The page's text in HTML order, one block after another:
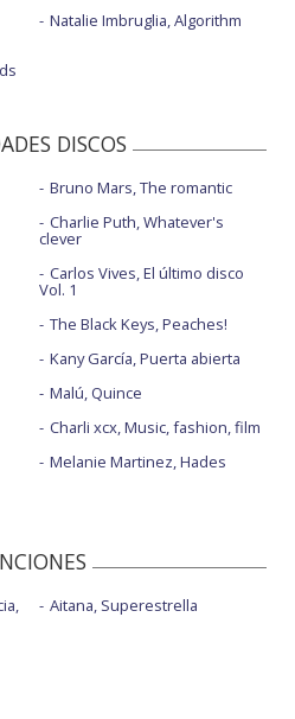
Natalie Imbruglia, Algorithm
DISCOS
Bruno Mars, The romantic
Charlie Puth, Whatever's
clever
Carlos Vives, El último disco
Vol. 1
The Black Keys, Peaches!
Kany García, Puerta abierta
Malú, Quince
Charli xcx, Music, fashion, film
Melanie Martinez, Hades
Aitana, Superestrella